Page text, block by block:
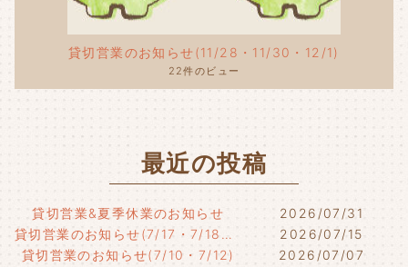
貸切営業のお知らせ(11/28・11/30・12/1)
22件のビュー
最近の投稿
貸切営業&夏季休業のお知らせ
2026/07/31
貸切営業のお知らせ(7/17・7/18・7/21)
2026/07/15
貸切営業のお知らせ(7/10・7/12)
2026/07/07